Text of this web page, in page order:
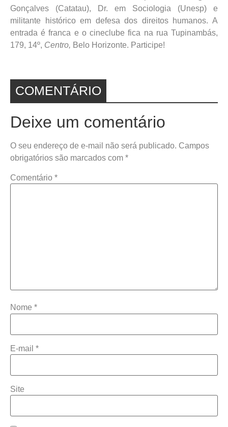
Gonçalves (Catatau), Dr. em Sociologia (Unesp) e
militante histórico em defesa dos direitos humanos. A
entrada é franca e o cineclube fica na rua Tupinambás,
179, 14º, Centro, Belo Horizonte. Participe!
COMENTÁRIO
Deixe um comentário
O seu endereço de e-mail não será publicado. Campos
obrigatórios são marcados com *
Comentário *
Nome *
E-mail *
Site